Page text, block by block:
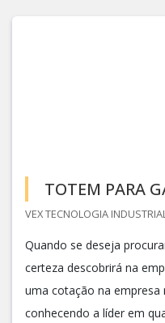
TOTEM PARA
VEX TECNOLOGIA
Quando se deseja
certeza descobrirá na
uma cotação na
conhecendo a líder em